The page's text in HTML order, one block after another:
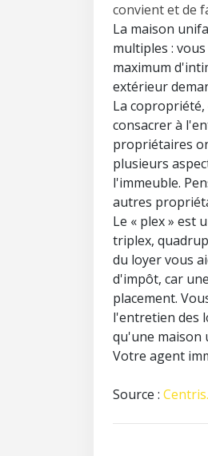
convient et de
La maison
multiples :
maximum
extérieur
La
consacrer à
propriétaires
plusieurs
l'immeuble.
autres
Le « plex » est
triplex,
du loyer vous
d'impôt, car
placement.
l'entretien des
qu'une maison
Votre agent
Source :